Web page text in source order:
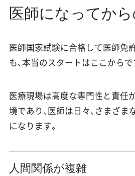
医師になってか
医師国家試験に合格して医師免
も、本当のスタートはここからで
医療現場は高度な専門性と責任
境であり、医師は日々、さまざ
になります。
人間関係が複雑